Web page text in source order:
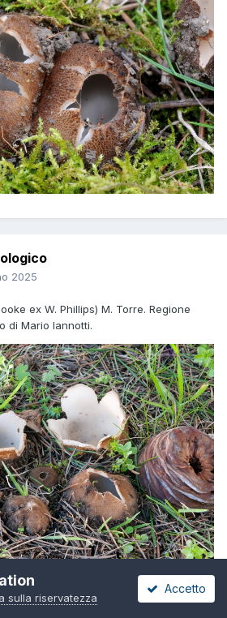
2025
ex W. Phillips) M. Torre. Regione
di Mario Iannotti.
sulla riservatezza
Accetto